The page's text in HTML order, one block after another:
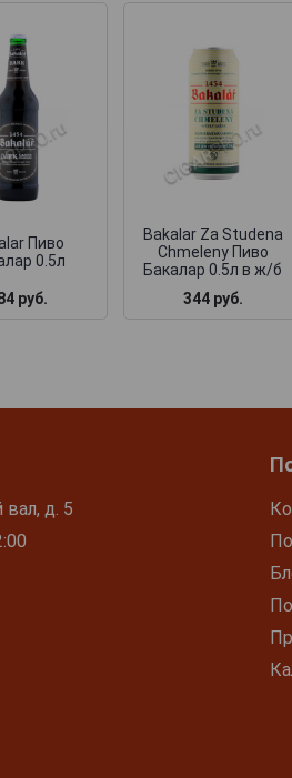
Пиво
0.5л
руб.
Bakalar Za Studena
Chmeleny Пиво
Бакалар 0.5л в ж/б
344 руб.
д. 5